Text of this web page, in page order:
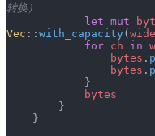
转换）
            let
mut
Vec :: with_capacity ( wide
            for
ch in
                bytes
.
                bytes
.
            }
            bytes
        }
    }